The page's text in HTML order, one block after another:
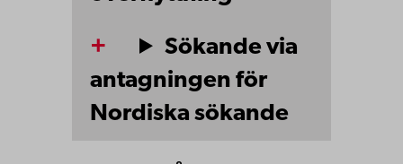
Sökande via
antagningen för
Nordiska sökande